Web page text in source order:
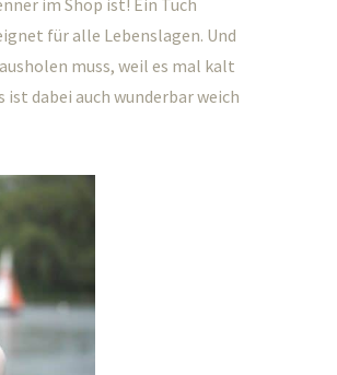
im Shop ist! Ein Tuch
für alle Lebenslagen. Und
muss, weil es mal kalt
dabei auch wunderbar weich